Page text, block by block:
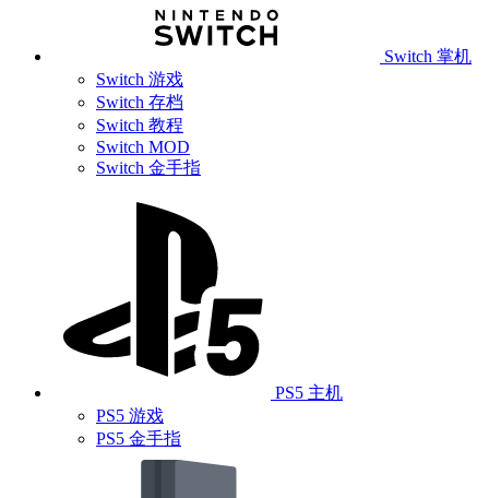
Switch 掌机
Switch 游戏
Switch 存档
Switch 教程
Switch MOD
Switch 金手指
PS5 主机
PS5 游戏
PS5 金手指